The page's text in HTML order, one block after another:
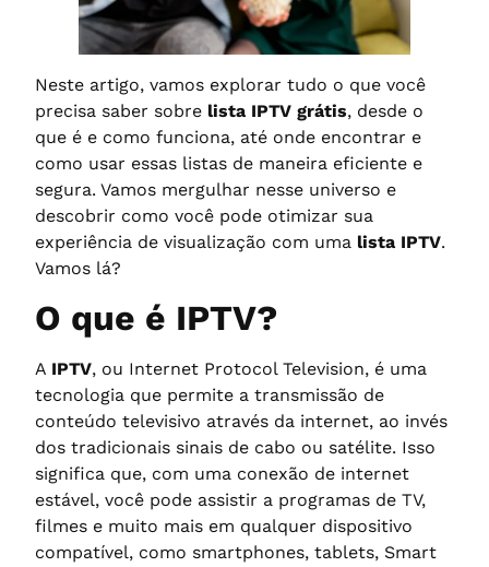
Neste artigo, vamos explorar tudo o que você
precisa saber sobre lista IPTV grátis, desde o
que é e como funciona, até onde encontrar e
como usar essas listas de maneira eficiente e
segura. Vamos mergulhar nesse universo e
descobrir como você pode otimizar sua
experiência de visualização com uma lista IPTV.
Vamos lá?
O que é IPTV?
A IPTV, ou Internet Protocol Television, é uma
tecnologia que permite a transmissão de
conteúdo televisivo através da internet, ao invés
dos tradicionais sinais de cabo ou satélite. Isso
significa que, com uma conexão de internet
estável, você pode assistir a programas de TV,
filmes e muito mais em qualquer dispositivo
compatível, como smartphones, tablets, Smart